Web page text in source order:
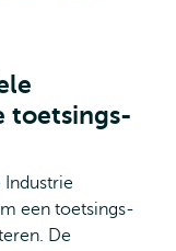
toetsings-
Industrie
een toetsings-
De